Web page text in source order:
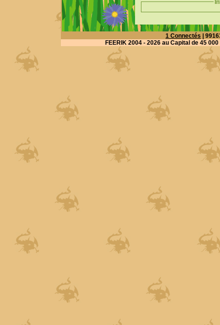
1 Connectés |
FEERIK 2004 - 2026 au Capital de 45 000